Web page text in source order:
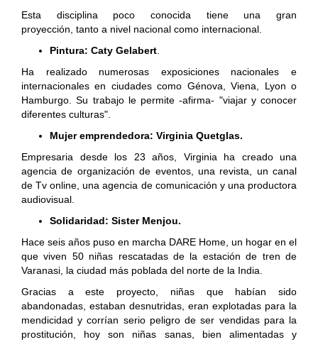
Esta disciplina poco conocida tiene una gran
proyección, tanto a nivel nacional como internacional.
Pintura: Caty Gelabert
Ha realizado numerosas exposiciones nacionales e
internacionales en ciudades como Génova, Viena, Lyon o
Hamburgo. Su trabajo le permite -afirma- "viajar y conocer
diferentes culturas".
Mujer emprendedora: Virginia Quetglas.
Empresaria desde los 23 años, Virginia ha creado una
agencia de organización de eventos, una revista, un canal
de Tv online, una agencia de comunicación y una productora
audiovisual.
Solidaridad: Sister Menjou.
Hace seis años puso en marcha DARE Home, un hogar en el
que viven 50 niñas rescatadas de la estación de tren de
Varanasi, la ciudad más poblada del norte de la India.
Gracias a este proyecto, niñas que habían sido
abandonadas, estaban desnutridas, eran explotadas para la
mendicidad y corrían serio peligro de ser vendidas para la
prostitución, hoy son niñas sanas, bien alimentadas y